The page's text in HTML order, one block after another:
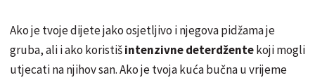
Ako je tvoje dijete jako osjetljivo i njegova pidžama je
gruba, ali i ako koristišintenzivne deterdžentekoji mogli
utjecati na njihov san. Ako je tvoja kuća bučna u vrijeme